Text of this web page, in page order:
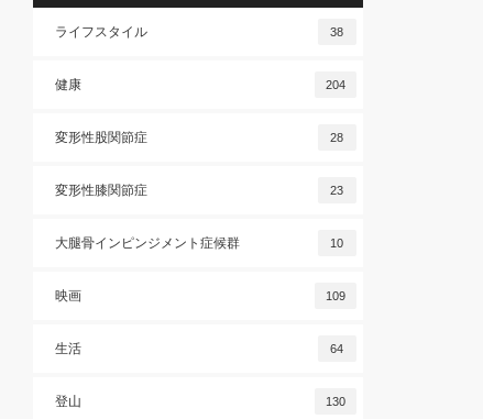
ライフスタイル 38
健康 204
変形性股関節症 28
変形性膝関節症 23
大腿骨インピンジメント症候群 10
映画 109
生活 64
登山 130